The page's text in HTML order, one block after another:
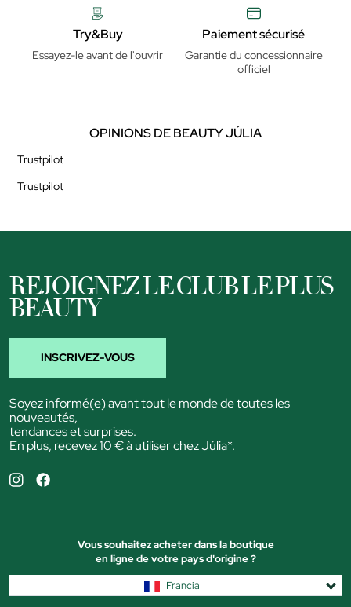
Try&Buy
Essayez-le avant de l'ouvrir
Paiement sécurisé
Garantie du concessionnaire
officiel
OPINIONS DE BEAUTY JÚLIA
Trustpilot
Trustpilot
REJOIGNEZ LE CLUB LE PLUS
BEAUTY
INSCRIVEZ-VOUS
Soyez informé(e) avant tout le monde de toutes les
nouveautés,
tendances et surprises.
En plus, recevez 10 € à utiliser chez Júlia*.
Vous souhaitez acheter dans la boutique
en ligne de votre pays d'origine ?
Francia